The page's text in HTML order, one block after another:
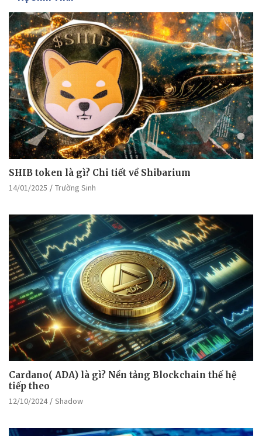
SHIB token là gì? Chi tiết về Shibarium
14/01/2025 Trường Sinh
Cardano( ADA) là gì? Nền tảng Blockchain thế hệ
tiếp theo
12/10/2024 Shadow